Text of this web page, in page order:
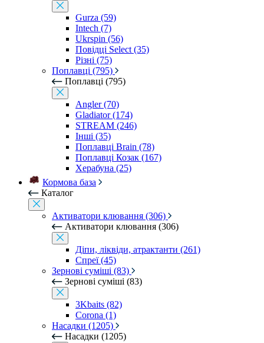
Gurza (59)
Intech (7)
Ukrspin (56)
Повідці Select (35)
Різні (75)
Поплавці (795)
Поплавці (795)
Angler (70)
Gladiator (174)
STREAM (246)
Інші (35)
Поплавці Brain (78)
Поплавці Козак (167)
Херабуна (25)
Кормова база
Каталог
Активатори клювання (306)
Активатори клювання (306)
Діпи, ліквіди, атрактанти (261)
Спреї (45)
Зернові суміші (83)
Зернові суміші (83)
3Kbaits (82)
Corona (1)
Насадки (1205)
Насадки (1205)